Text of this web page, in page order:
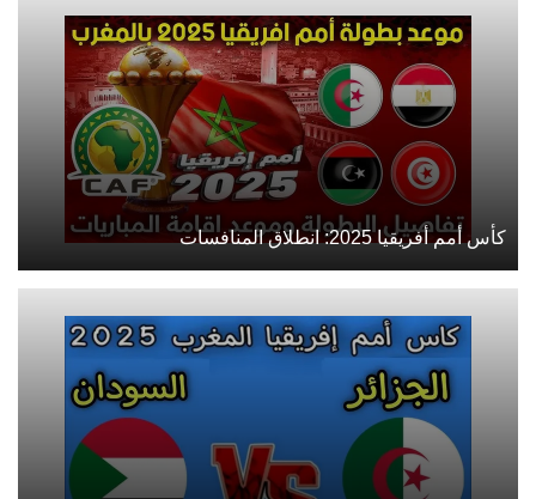
كأس أمم أفريقيا 2025: انطلاق المنافسات